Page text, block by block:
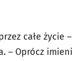
całe życie
– Oprócz